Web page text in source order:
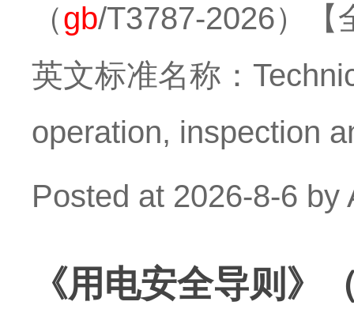
（gb/T3787-2026）【
英文标准名称：
operation, inspection
Posted at 2026-8-6 by
《用电安全导则》